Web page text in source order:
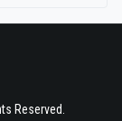
Reserved.